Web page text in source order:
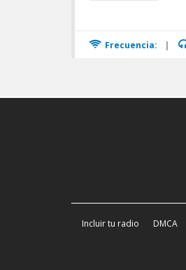
Frecuencia: |
Incluir tu radio DMCA